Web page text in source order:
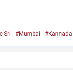
Sri #Mumbai #Kannada